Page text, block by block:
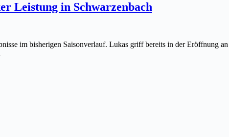
Leistung in Schwarzenbach
im bisherigen Saisonverlauf. Lukas griff bereits in der Eröffnung